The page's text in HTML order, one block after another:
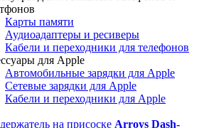
Карты памяти
Аудиоадаптеры и ресиверы
Кабели и переходники для телефонов
для Apple
Автомобильные зарядки для Apple
Сетевые зарядки для Apple
Кабели и переходники для Apple
на присоске Arroys Dash-